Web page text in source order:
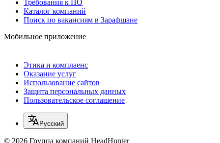
Требования к ПО
Каталог компаний
Поиск по вакансиям в Зарафшане
Мобильное приложение
Этика и комплаенс
Оказание услуг
Использование сайтов
Защита персональных данных
Пользовательское соглашение
Русский
© 2026 Группа компаний HeadHunter